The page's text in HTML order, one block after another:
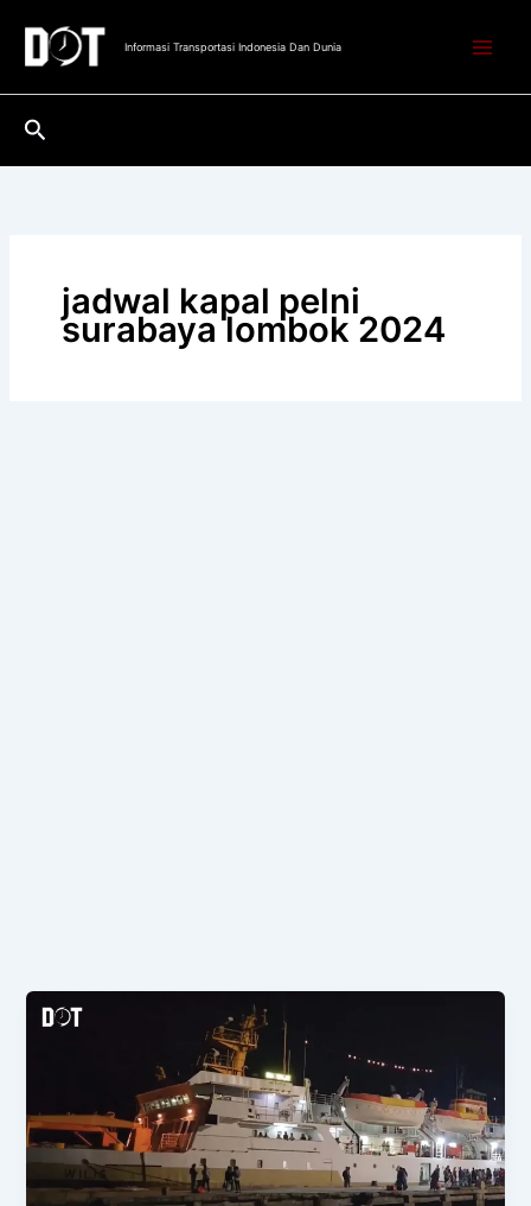
konten
Informasi Transportasi Indonesia Dan Dunia
Cari
jadwal kapal pelni
surabaya lombok 2024